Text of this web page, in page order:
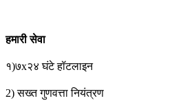
हमारी सेवा
१)७x२४ घंटे हॉटलाइन
2) सख्त गुणवत्ता नियंत्रण